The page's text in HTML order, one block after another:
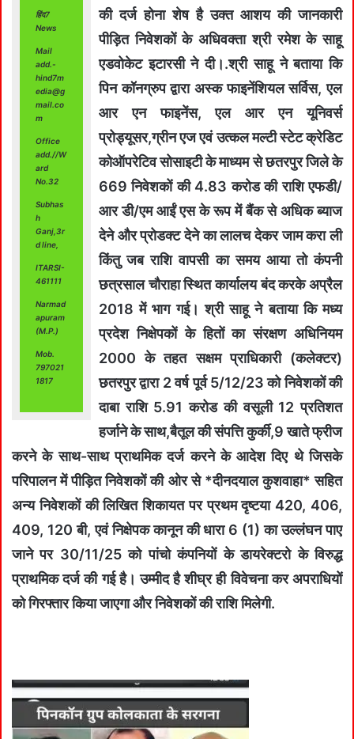
हिंद7
News
Mail
add.-
hind7m
edia@g
mail.co
m
Office
add.//W
ard
No.32
Subhas
h
Ganj,3r
d line,
ITARSI-
461111
Narmad
apuram
(M.P.)
Mob.
797021
1817
की दर्ज होना शेष है उक्त आशय की जानकारी
पीड़ित निवेशकों के अधिवक्ता श्री रमेश के साहू
एडवोकेट इटारसी ने दी।.श्री साहू ने बताया कि
पिन कॉनग्रुप द्वारा अस्क फाइनेंशियल सर्विस, एल
आर एन फाइनेंस, एल आर एन यूनिवर्स
प्रोड्यूसर,ग्रीन एज एवं उत्कल मल्टी स्टेट क्रेडिट
कोऑपरेटिव सोसाइटी के माध्यम से छतरपुर जिले के
669 निवेशकों की 4.83 करोड की राशि एफडी/
आर डी/एम आईं एस के रूप में बैंक से अधिक ब्याज
देने और प्रोडक्ट देने का लालच देकर जाम करा ली
किंतु जब राशि वापसी का समय आया तो कंपनी
छत्रसाल चौराहा स्थित कार्यालय बंद करके अप्रैल
2018 में भाग गई। श्री साहू ने बताया कि मध्य
प्रदेश निक्षेपकों के हितों का संरक्षण अधिनियम
2000 के तहत सक्षम प्राधिकारी (कलेक्टर)
छतरपुर द्वारा 2 वर्ष पूर्व 5/12/23 को निवेशकों की
दाबा राशि 5.91 करोड की वसूली 12 प्रतिशत
हर्जाने के साथ,बैतूल की संपत्ति कुर्की,9 खाते फ्रीज
करने के साथ-साथ प्राथमिक दर्ज करने के आदेश दिए थे जिसके
परिपालन में पीड़ित निवेशकों की ओर से *दीनदयाल कुशवाहा* सहित
अन्य निवेशकों की लिखित शिकायत पर प्रथम दृष्टया 420, 406,
409, 120 बी, एवं निक्षेपक कानून की धारा 6 (1) का उल्लंघन पाए
जाने पर 30/11/25 को पांचो कंपनियों के डायरेक्टरो के विरुद्ध
प्राथमिक दर्ज की गई है। उम्मीद है शीघ्र ही विवेचना कर अपराधियों
को गिरफ्तार किया जाएगा और निवेशकों की राशि मिलेगी.